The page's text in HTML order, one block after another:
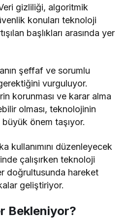
gizliliği, algoritmik
konuları teknoloji
başlıkları arasında yer
şeffaf ve sorumlu
vurguluyor.
korunması ve karar alma
olması, teknolojinin
büyük önem taşıyor.
kullanımını düzenleyecek
çalışırken teknoloji
doğrultusunda hareket
geliştiriyor.
Bekleniyor?